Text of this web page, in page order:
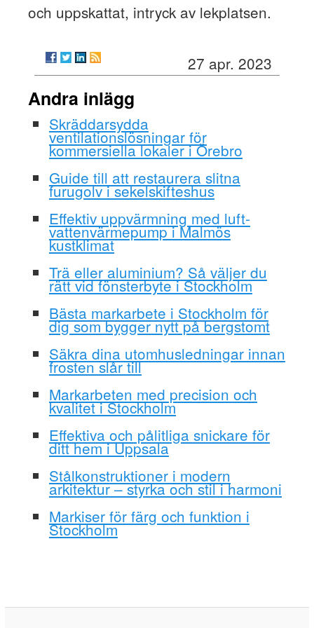
och uppskattat, intryck av lekplatsen.
27 apr. 2023
Andra inlägg
Skräddarsydda
ventilationslösningar för
kommersiella lokaler i Örebro
Guide till att restaurera slitna
furugolv i sekelskifteshus
Effektiv uppvärmning med luft-
vattenvärmepump i Malmös
kustklimat
Trä eller aluminium? Så väljer du
rätt vid fönsterbyte i Stockholm
Bästa markarbete i Stockholm för
dig som bygger nytt på bergstomt
Säkra dina utomhusledningar innan
frosten slår till
Markarbeten med precision och
kvalitet i Stockholm
Effektiva och pålitliga snickare för
ditt hem i Uppsala
Stålkonstruktioner i modern
arkitektur – styrka och stil i harmoni
Markiser för färg och funktion i
Stockholm